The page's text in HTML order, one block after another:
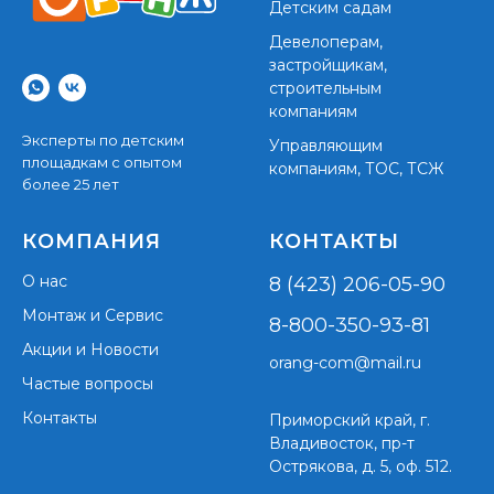
Эксперты по детским
площадкам с опытом
более 25 лет
Детским садам
Девелоперам,
застройщикам,
строительным
компаниям
Управляющим
компаниям, ТОС, ТСЖ
КОМПАНИЯ
О нас
Монтаж и Сервис
Акции и Новости
Частые вопросы
Контакты
КОНТАКТЫ
8 (423) 206-05-90
8-800-350-93-81
orang-com@mail.ru
Приморский край, г.
Владивосток, пр-т
Острякова, д. 5, оф. 512.